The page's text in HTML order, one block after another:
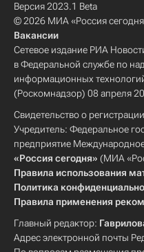
Версия 2023.1 Beta
© 2026 МИА «Россия
Вакансии
Сетевое издание РИА
в Федеральной службе по
информационных
(Роскомнадзор) 08 апреля
Свидетельство о
Учредитель: Федеральное
предприятие
«Россия сегодня» (МИА
Правила использования
Политика
Правила применения
Главный редактор:
Адрес электронной почты